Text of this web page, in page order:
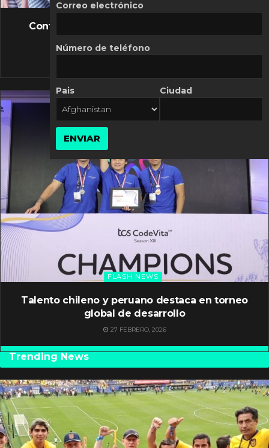
FLASH NEWS
Controversia de Mercado Libre por costos
10 MARZO, 2026
FLASH NEWS
Talento chileno y peruano destaca en torneo
global de desarrollo
27 FEBRERO, 2026
Trending News
Correo electrónico
Número de teléfono
Pais Ciudad
ENVIAR